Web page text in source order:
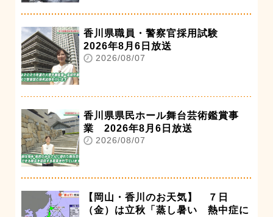
香川県職員・警察官採用試験
2026年8月6日放送
2026/08/07
香川県県民ホール舞台芸術鑑賞事
業 2026年8月6日放送
2026/08/07
【岡山・香川のお天気】 ７日
（金）は立秋「蒸し暑い 熱中症に